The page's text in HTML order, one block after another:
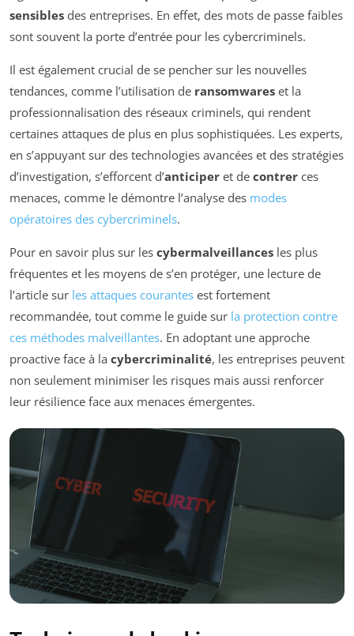
sensibles des entreprises. En effet, des mots de passe faibles
sont souvent la porte d’entrée pour les cybercriminels.
Il est également crucial de se pencher sur les nouvelles
tendances, comme l’utilisation de ransomwares et la
professionnalisation des réseaux criminels, qui rendent
certaines attaques de plus en plus sophistiquées. Les experts,
en s’appuyant sur des technologies avancées et des stratégies
d’investigation, s’efforcent d’anticiper et de contrer ces
menaces, comme le démontre l’analyse des modes
opératoires des cybercriminels.
Pour en savoir plus sur les cybermalveillances les plus
fréquentes et les moyens de s’en protéger, une lecture de
l’article sur les attaques courantes est fortement
recommandée, tout comme le guide sur la protection contre
ces méthodes malveillantes. En adoptant une approche
proactive face à la cybercriminalité, les entreprises peuvent
non seulement minimiser les risques mais aussi renforcer
leur résilience face aux menaces émergentes.